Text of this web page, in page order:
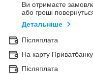
Ви отримаєте
або гроші
Детальніше
Післяплата
На карту Приватбанку
Післяплата